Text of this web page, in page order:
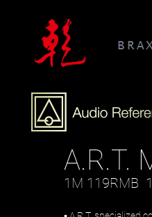
A.R.T.
1M 119RMB